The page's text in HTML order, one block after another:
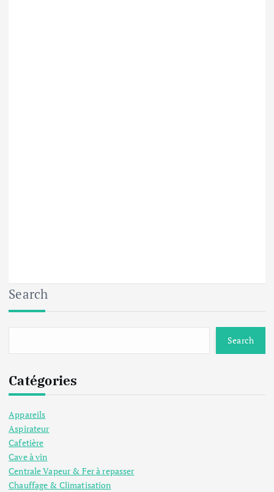
Search
Search
Catégories
Appareils
Aspirateur
Cafetière
Cave à vin
Centrale Vapeur & Fer à repasser
Chauffage & Climatisation